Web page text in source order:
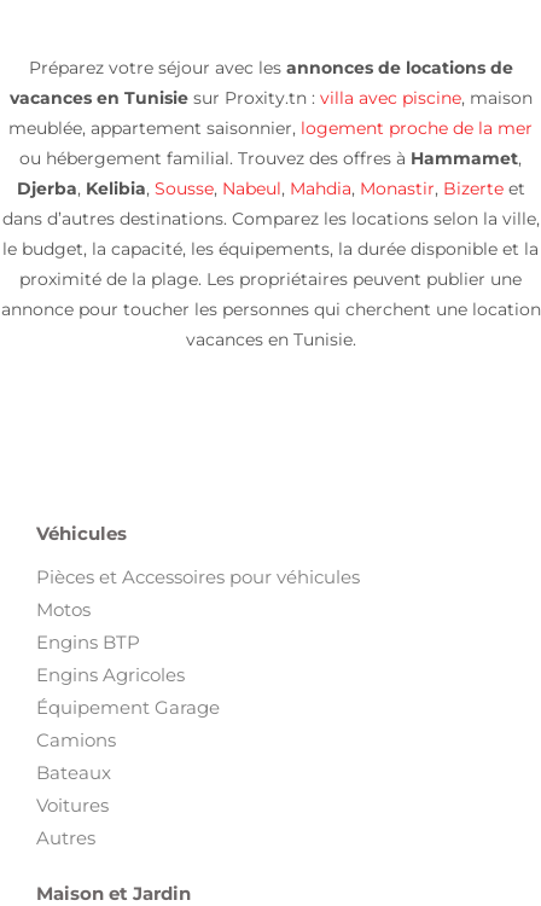
Préparez votre séjour avec les annonces de locations de
vacances en Tunisiesur Proxity.tn : villa avec piscine, maison
meublée, appartement saisonnier, logement proche de la mer
ou hébergement familial. Trouvez des offres à Hammamet,
Djerba, Kelibia, Sousse, Nabeul, Mahdia,Monastir, Bizerteet
dans d’autres destinations. Comparez les locations selon la ville,
le budget, la capacité, les équipements, la durée disponible et la
proximité de la plage. Les propriétaires peuvent publier une
annonce pour toucher les personnes qui cherchent une location
vacances en Tunisie.
Véhicules
Pièces et Accessoires pour véhicules
Motos
Engins BTP
Engins Agricoles
Équipement Garage
Camions
Bateaux
Voitures
Autres
Maison et Jardin